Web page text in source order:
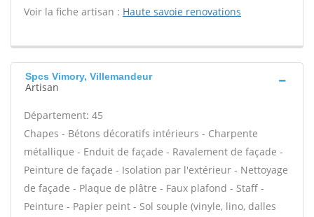
Voir la fiche artisan : Haute savoie renovations
Spcs Vimory, Villemandeur
Artisan
Département: 45
Chapes - Bétons décoratifs intérieurs - Charpente
métallique - Enduit de façade - Ravalement de façade -
Peinture de façade - Isolation par l'extérieur - Nettoyage
de façade - Plaque de plâtre - Faux plafond - Staff -
Peinture - Papier peint - Sol souple (vinyle, lino, dalles